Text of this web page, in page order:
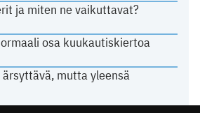
ja miten ne vaikuttavat?
osa kuukautiskiertoa
mutta yleensä